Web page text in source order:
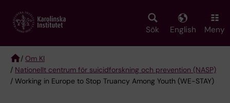
main
Sök English Meny
Breadcrumb
/ Om KI
/ Nationellt centrum för suicidforskning och prevention (NASP)
/ Working in Europe to Stop Truancy Among Youth (WE-STAY)